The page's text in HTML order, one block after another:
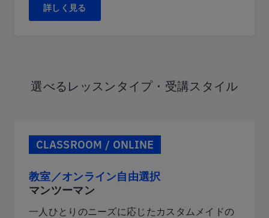
詳しく見る
選べるレッスンタイプ・受講スタイル
CLASSROOM / ONLINE
教室／オンライン自由選択
マンツーマン
一人ひとりのニーズに応じたカスタムメイドの